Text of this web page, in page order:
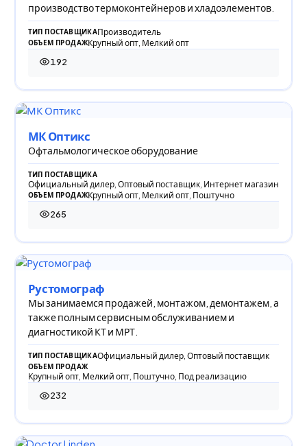
производство термоконтейнеров и хладоэлементов.
ТИП ПОСТАВЩИКАПроизводитель
ОБЪЕМ ПРОДАЖКрупный опт, Мелкий опт
192
192 просмотра
МК Оптикс
Офтальмологическое оборудование
ТИП ПОСТАВЩИКА
Официальный дилер, Оптовый поставщик, Интернет магазин
ОБЪЕМ ПРОДАЖКрупный опт, Мелкий опт, Поштучно
265
265 просмотров
Рустомограф
Мы занимаемся продажей, монтажом, демонтажем, а
также полным сервисным обслуживанием и
диагностикой КТ и МРТ.
ТИП ПОСТАВЩИКАОфициальный дилер, Оптовый поставщик
ОБЪЕМ ПРОДАЖ
Крупный опт, Мелкий опт, Поштучно, Под реализацию
232
232 просмотра